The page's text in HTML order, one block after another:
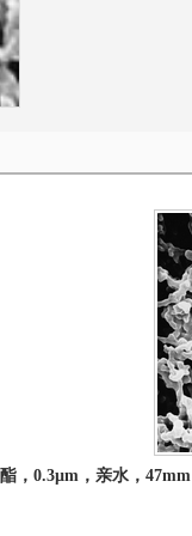
， 0.3µm ，亲水，47mm